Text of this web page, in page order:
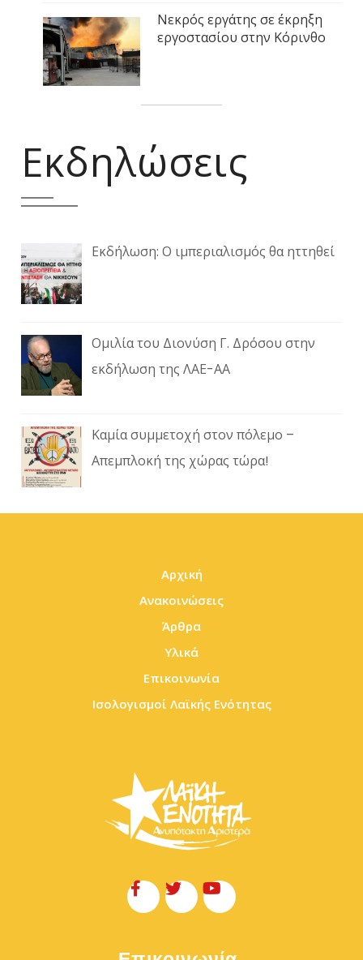
Νεκρός εργάτης σε έκρηξη
εργοστασίου στην Κόρινθο
Εκδηλώσεις
Εκδήλωση: Ο ιμπεριαλισμός θα ηττηθεί
Ομιλία του Διονύση Γ. Δρόσου στην
εκδήλωση της ΛΑΕ-ΑΑ
Καμία συμμετοχή στον πόλεμο –
Απεμπλοκή της χώρας τώρα!
Αρχική
Ανακοινώσεις
Άρθρα
Υλικά
Επικοινωνία
Ισολογισμοί Λαϊκής Ενότητας